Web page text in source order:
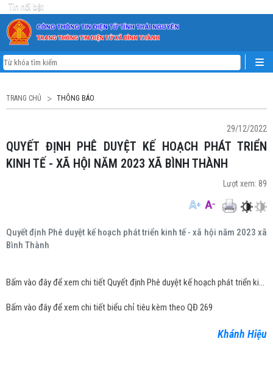
Tin nổi bật
TRANG CHỦ THÔNG BÁO
29/12/2022
QUYẾT ĐỊNH PHÊ DUYỆT KẾ HOẠCH PHÁT TRIỂN
KINH TẾ - XÃ HỘI NĂM 2023 XÃ BÌNH THÀNH
Lượt xem: 89
Quyết định Phê duyệt kế hoạch phát triển kinh tế - xã hội năm 2023 xã
Bình Thành
Bấm vào đây để xem chi tiết Quyết định Phê duyệt kế hoạch phát triển kinh tế - xã hội năm 2023 xã Bình Thành
Bấm vào đây để xem chi tiết biểu chỉ tiêu kèm theo QĐ 269
Khánh Hiệu